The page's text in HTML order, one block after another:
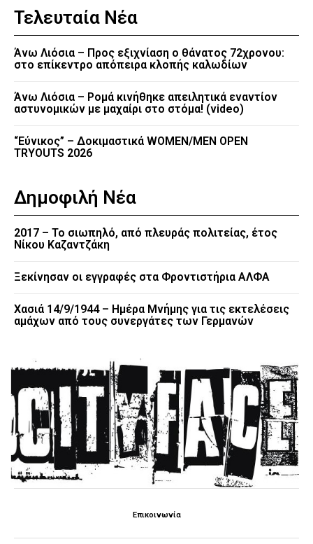
Τελευταία Νέα
Άνω Λιόσια – Προς εξιχνίαση ο θάνατος 72χρονου:
στο επίκεντρο απόπειρα κλοπής καλωδίων
Άνω Λιόσια – Ρομά κινήθηκε απειλητικά εναντίον
αστυνομικών με μαχαίρι στο στόμα! (video)
“Εύνικος” – Δοκιμαστικά WOMEN/MEN OPEN
TRYOUTS 2026
Δημοφιλή Νέα
2017 – Το σιωπηλό, από πλευράς πολιτείας, έτος
Νίκου Καζαντζάκη
Ξεκίνησαν οι εγγραφές στα Φροντιστήρια ΑΛΦΑ
Χασιά 14/9/1944 – Ημέρα Μνήμης για τις εκτελέσεις
αμάχων από τους συνεργάτες των Γερμανών
Επικοινωνία